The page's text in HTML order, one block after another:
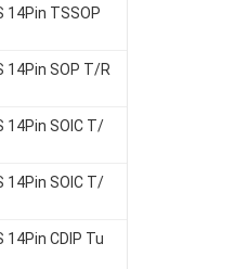
14Pin TSSOP
14Pin SOP T/R
14Pin SOIC T/
14Pin SOIC T/
14Pin CDIP Tu